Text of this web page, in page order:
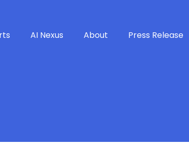
AI Nexus About Press Release